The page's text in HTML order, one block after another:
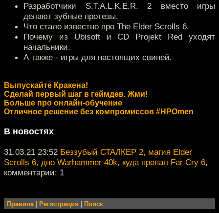
Разработчики S.T.A.L.K.E.R. 2 вместо игры
делают зубные протезы.
Что стало известно про The Elder Scrolls 6.
Почему из Ubisoft и CD Projekt Red уходят
начальники.
А также - игры для настоящих свиней.
Выпускайте Кракена!
Сделай первый шаг в геймдев. Жми!
Больше про онлайн-обучение
Отличное решение без компромиссов #HPOmen
В новостях
31.03.21 23:52 Беззубый СТАЛКЕР 2, магия Elder
Scrolls 6, дно Warhammer 40k, куда пропал Far Cry 6,
комментарии: 1
Правила| Регистрация Поиск